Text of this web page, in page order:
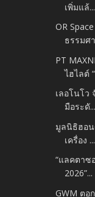
เพิ่มแล้...
OR
ธรรมศ
PT
ไฮไลต์
เลอโนโว
มือระดั...
มูลนิธิฮอน
เครื่อง ...
“แลคตาซ
2026”...
GWM ตอ